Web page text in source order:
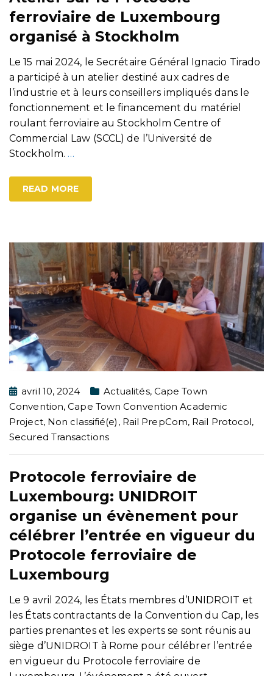
ferroviaire de Luxembourg
organisé à Stockholm
Le 15 mai 2024, le Secrétaire Général Ignacio Tirado
a participé à un atelier destiné aux cadres de
l’industrie et à leurs conseillers impliqués dans le
fonctionnement et le financement du matériel
roulant ferroviaire au Stockholm Centre of
Commercial Law (SCCL) de l’Université de
Stockholm. …
READ MORE
avril 10, 2024 Actualités, Cape Town
Convention,Cape Town Convention Academic
Project, Non classifié(e) , Rail PrepCom, Rail Protocol,
Secured Transactions
Protocole ferroviaire de
Luxembourg: UNIDROIT
organise un évènement pour
célébrer l’entrée en vigueur du
Protocole ferroviaire de
Luxembourg
Le 9 avril 2024, les États membres d’UNIDROIT et
les États contractants de la Convention du Cap, les
parties prenantes et les experts se sont réunis au
siège d’UNIDROIT à Rome pour célébrer l’entrée
en vigueur du Protocole ferroviaire de